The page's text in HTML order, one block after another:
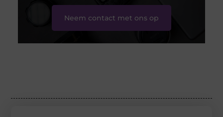
Neem contact met ons op